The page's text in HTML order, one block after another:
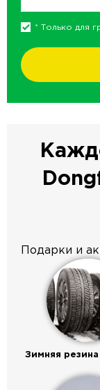
* Только для
Подарки и
Зимняя